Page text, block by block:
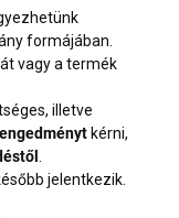
formájában.
vagy a termék
illetve
kérni,
jelentkezik.